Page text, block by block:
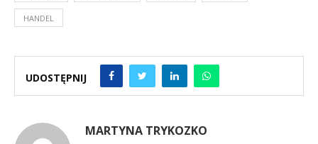
HANDEL
UDOSTĘPNIJ
MARTYNA TRYKOZKO